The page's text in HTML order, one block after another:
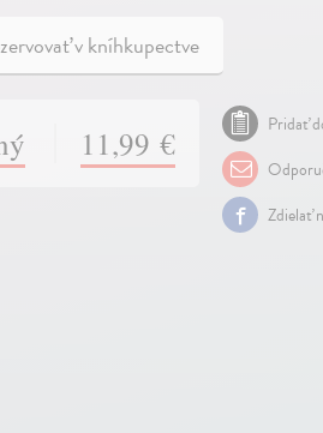
v kníhkupectve
11,99 €
Pridať
Zdielať